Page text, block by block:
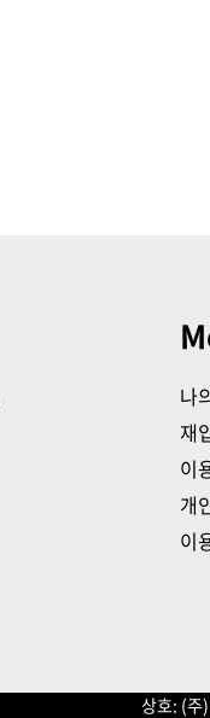
나
재
이
개
이
상호: (